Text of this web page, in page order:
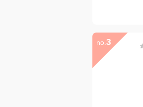
no. 3